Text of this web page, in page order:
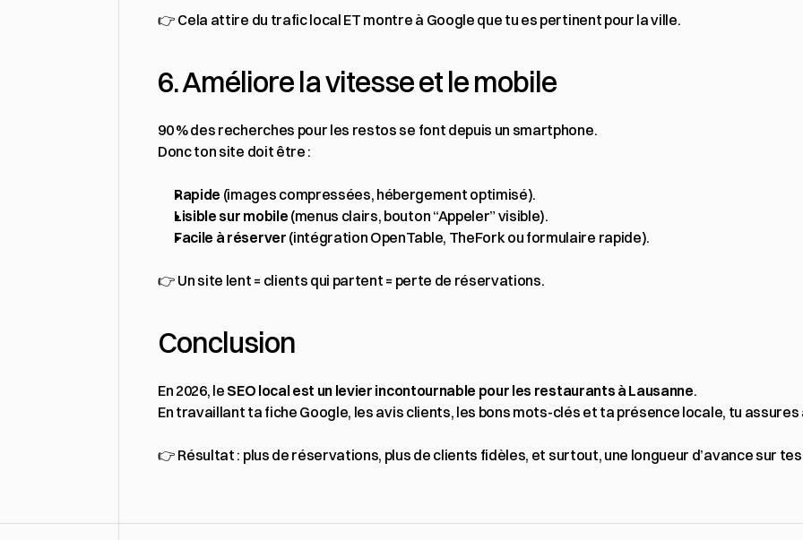
👉 Cela attire du trafic local ET montre à Google que tu es pertinent pour la ville.
6. Améliore la vitesse et le mobile
90 % des recherches pour les restos se font depuis un smartphone.
Donc ton site doit être :
Rapide (images compressées, hébergement optimisé).
Lisible sur mobile (menus clairs, bouton “Appeler” visible).
Facile à réserver (intégration OpenTable, TheFork ou formulaire rapide).
👉 Un site lent = clients qui partent = perte de réservations.
Conclusion
En 2026, le SEO local est un levier incontournable pour les restaurants à Lausanne.
En travaillant ta fiche Google, les avis clients, les bons mots-clés et ta présence locale, tu
👉 Résultat : plus de réservations, plus de clients fidèles, et surtout, une longueur d’avance sur